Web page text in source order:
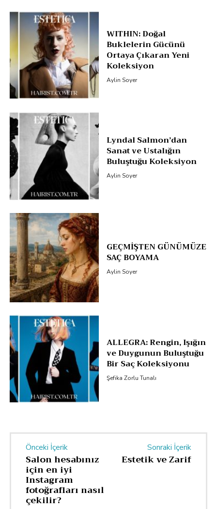
WITHIN: Doğal
Buklelerin Gücünü
Ortaya Çıkaran Yeni
Koleksiyon
Aylin Soyer
Lyndal Salmon’dan
Sanat ve Ustalığın
Buluştuğu Koleksiyon
Aylin Soyer
GEÇMİŞTEN GÜNÜMÜZE
SAÇ BOYAMA
Aylin Soyer
ALLEGRA: Rengin, Işığın
ve Duygunun Buluştuğu
Bir Saç Koleksiyonu
Şefika Zorlu Tunalı
Önceki İçerik
Salon hesabınız
için en iyi
Instagram
fotoğrafları nasıl
çekilir?
Sonraki İçerik
Estetik ve Zarif